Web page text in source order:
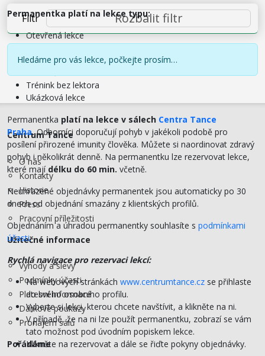
Permanentka platí na lekce typu:
Otevřená lekce
Pravidelný kurz
Předtočené lekce / záznam lekce
Trénink bez lektora
Ukázková lekce
Permanentka platí na lekce v sálech Centra Tance
Praha.Odborníci doporučují pohyb v jakékoli podobě pro
posílení přirozené imunity člověka. Můžete si naordinovat zdravý
pohyb i několikrát denně. Na permanentku lze rezervovat lekce,
které mají délku do 60 min. včetně.
Neuhrazené objednávky permanentek jsou automaticky po 30
dnech od objednání smazány z klientských profilů.
Objednáním a úhradou permanentky souhlasíte s podmínkami
účasti.
Rychlá navigace pro rezervaci lekcí:
Na webových stránkách www.centrumtance.cz se přihlaste
do svého osobního profilu.
Vyberte si lekci, kterou chcete navštívit, a klikněte na ni.
V případě, že na ni lze použít permanentku, zobrazí se vám
tato možnost pod úvodním popiskem lekce.
Klikněte na rezervovat a dále se řiďte pokyny objednávky.
Filtr Rozbalit filtr
Hledáme pro vás lekce, počkejte prosím…
Centrum Tance
O nás
Kontakty
Historie
Press
Pracovní příležitosti
Užitečné informace
Výhody a slevy
Podmínky účasti
Platební informace
Dárkové poukazy
Pronájem sálů
Pořádáme